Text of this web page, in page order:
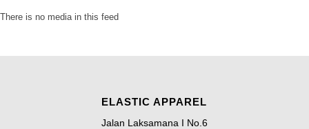
There is no media in this feed
ELASTIC APPAREL
Jalan Laksamana I No.6